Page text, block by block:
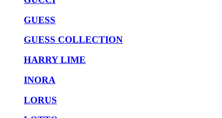
GUESS
GUESS COLLECTION
HARRY LIME
INORA
LORUS